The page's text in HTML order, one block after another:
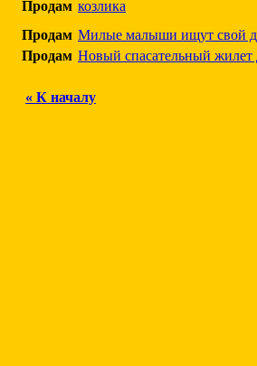
Продам козлика
Продам Милые малыши ищут свой
Продам Новый спасательный жилет
« К началу